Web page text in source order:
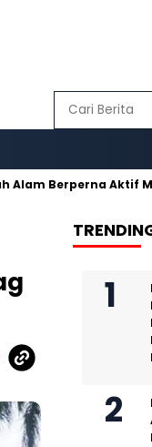
Aktif